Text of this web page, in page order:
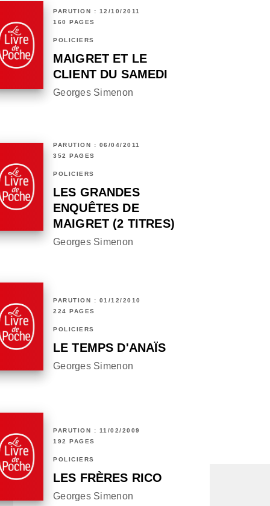
PARUTION : 12/10/2011
160 PAGES
POLICIERS
MAIGRET ET LE
CLIENT DU SAMEDI
Georges Simenon
PARUTION : 06/04/2011
352 PAGES
POLICIERS
LES GRANDES
ENQUÊTES DE
MAIGRET (2 TITRES)
Georges Simenon
PARUTION : 01/12/2010
224 PAGES
POLICIERS
LE TEMPS D'ANAÏS
Georges Simenon
PARUTION : 11/02/2009
192 PAGES
POLICIERS
LES FRÈRES RICO
Georges Simenon